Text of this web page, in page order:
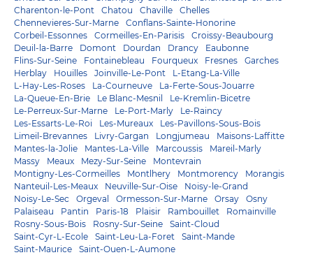
Charenton-le-Pont
Chatou Chaville
Chelles
Chennevieres-Sur-Marne
Conflans-Sainte-Honorine
Corbeil-Essonnes
Cormeilles-En-Parisis
Croissy-Beaubourg
Deuil-la-Barre
Domont Dourdan Drancy
Eaubonne
Flins-Sur-Seine
Fontainebleau Fourqueux Fresnes
Garches
Herblay
Houilles Joinville-Le-Pont
L-Etang-La-Ville
L-Hay-Les-Roses
La-Courneuve
La-Ferte-Sous-Jouarre
La-Queue-En-Brie
Le Blanc-Mesnil
Le-Kremlin-Bicetre
Le-Perreux-Sur-Marne
Le-Port-Marly
Le-Raincy
Les-Essarts-Le-Roi
Les-Mureaux
Les-Pavillons-Sous-Bois
Limeil-Brevannes
Livry-Gargan Longjumeau
Maisons-Laffitte
Mantes-la-Jolie
Mantes-La-Ville Marcoussis
Mareil-Marly
Massy
Meaux Mezy-Sur-Seine
Montevrain
Montigny-Les-Cormeilles
Montlhery Montmorency
Morangis
Nanteuil-Les-Meaux
Neuville-Sur-Oise
Noisy-le-Grand
Noisy-Le-Sec
Orgeval Ormesson-Sur-Marne Orsay
Osny
Palaiseau
Pantin Paris-18 Plaisir Rambouillet
Romainville
Rosny-Sous-Bois
Rosny-Sur-Seine
Saint-Cloud
Saint-Cyr-L-Ecole
Saint-Leu-La-Foret
Saint-Mande
Saint-Maurice
Saint-Ouen-L-Aumone